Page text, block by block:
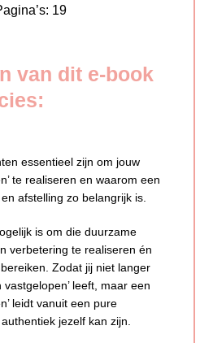
19
van dit e-book
essentieel zijn om jouw
te realiseren en waarom een
afstelling zo belangrijk is.
is om die duurzame
verbetering te realiseren én
Zodat jij niet langer
vastgelopen’ leeft, maar een
leidt vanuit een pure
jezelf kan zijn.